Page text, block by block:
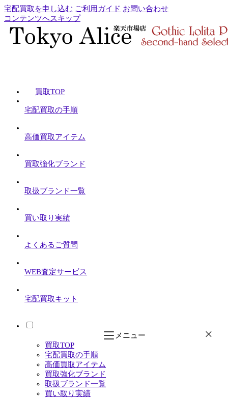
宅配買取を申し込む ご利用ガイド お問い合わせ
コンテンツへスキップ
買取TOP
宅配買取の手順
高価買取アイテム
買取強化ブランド
取扱ブランド一覧
買い取り実績
よくあるご質問
WEB査定サービス
宅配買取キット
メニュー
買取TOP
宅配買取の手順
高価買取アイテム
買取強化ブランド
取扱ブランド一覧
買い取り実績